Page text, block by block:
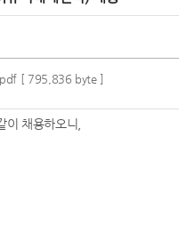
[ 795,836 byte ]
채용하오니,